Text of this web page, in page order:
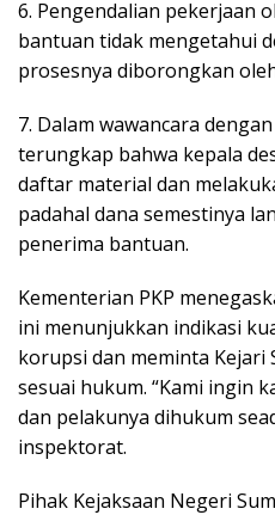
6. Pengendalian pekerjaan
bantuan tidak mengetahui
prosesnya diborongkan
7. Dalam wawancara
terungkap bahwa kepala
daftar material dan
padahal dana semestinya
penerima bantuan.
Kementerian PKP
ini menunjukkan indikasi
korupsi dan meminta Kejari
sesuai hukum. “Kami ingin
dan pelakunya dihukum
inspektorat.
Pihak Kejaksaan Negeri